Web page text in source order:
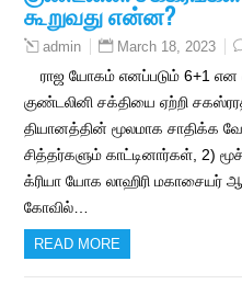
கூறுவது என்ன?
admin March 18, 2023
ராஜ யோகம் எனப்படும் 6+1 என
குண்டலினி சக்தியை ஏற்றி
தியானத்தின் மூலமாக சாதிக்க
சித்தர்களும் காட்டினார்கள், 2)
க்ரியா யோக லாஹிரி மகாசையர்
கோவில்…
READ MORE